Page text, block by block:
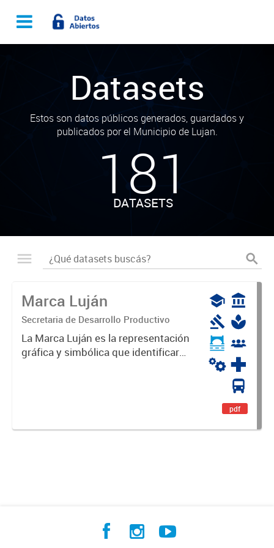
Datasets
Estos son datos públicos generados, guardados y
publicados por el Municipio de Lujan.
181
DATASETS
Marca Luján
Secretaria de Desarrollo Productivo
La Marca Luján es la representación
gráfica y simbólica que identificará
pdf